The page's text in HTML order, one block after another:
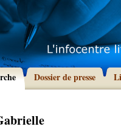
Dossier de presse